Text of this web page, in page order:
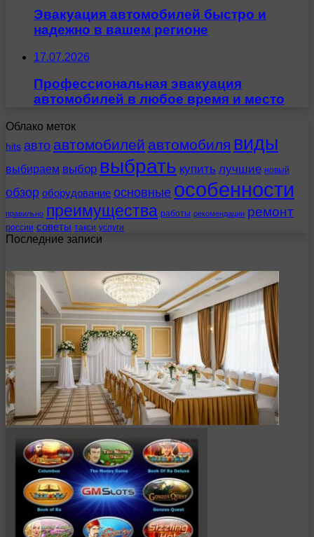
Эвакуация автомобилей быстро и
надежно в вашем регионе
17.07.2026
Профессиональная эвакуация
автомобилей в любое время и место
Облако меток
hits авто автомобилей автомобиля виды
выбираем выбор выбрать купить лучшие новый
обзор оборудование основные особенности
правильно преимущества работы рекомендации ремонт
россии советы такси услуги
Последние записи